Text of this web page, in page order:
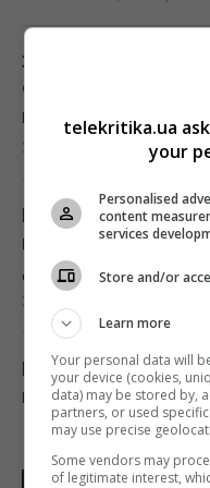
Зеленский
Сенатом США
против РФ
23:53 пятница, 07 августа
Есть два
которые могут
для Patriot
23:19 пятница, 07 августа
Бывшему главе
грозить до трёх
СМИ
23:17 пятница, 07 августа
telekritika.ua
your
Personalised
content
services
Store and/or
Learn more
Your personal data will
your device (cookies,
data) may be stored by,
partners, or used
may use precise
Some vendors may
of legitimate interest,